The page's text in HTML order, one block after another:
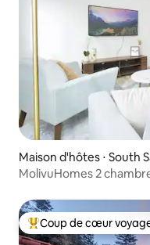
Maison d'hôtes ⋅ South
MolivuHomes 2
Coups de cœur
Coup de cœur